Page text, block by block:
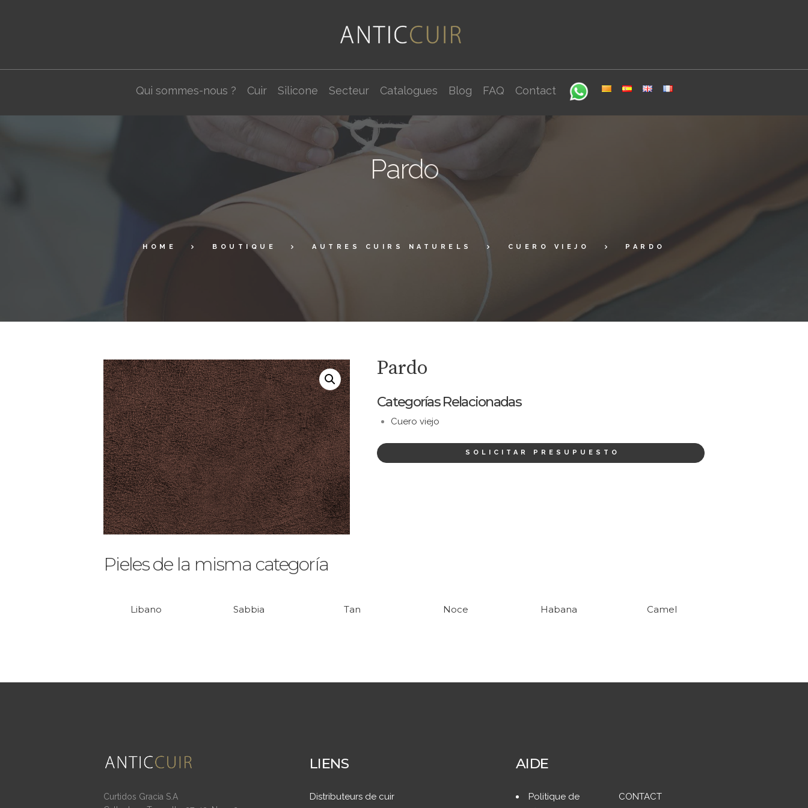
Qui sommes-nous ? Cuir Silicone Secteur Catalogues Blog FAQ Contact
Pardo
HOME BOUTIQUE AUTRES CUIRS NATURELS CUERO VIEJO PARDO
Pardo
Categorías Relacionadas
Cuero viejo
SOLICITAR PRESUPUESTO
Pieles de la misma categoría
Libano Sabbia Tan Noce Habana Camel
Curtidos Gracia S.A
LIENS
Distributeurs de cuir
AIDE
Politique de
CONTACT